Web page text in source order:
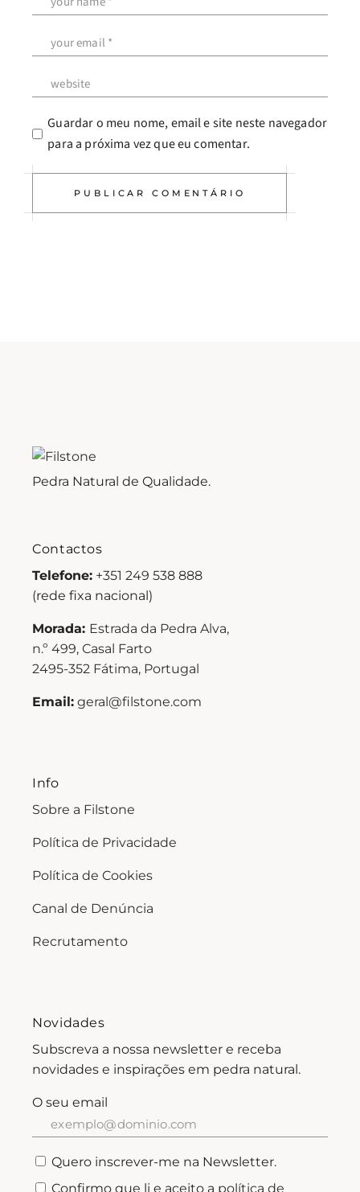
Guardar o meu nome, email e site neste navegador
para a próxima vez que eu comentar.
PUBLICAR COMENTÁRIO
Pedra Natural de Qualidade.
Contactos
Telefone: +351 249 538 888
(rede fixa nacional)
Morada: Estrada da Pedra Alva,
n.º 499, Casal Farto
2495-352 Fátima, Portugal
Email: geral@filstone.com
Info
Sobre a Filstone
Política de Privacidade
Política de Cookies
Canal de Denúncia
Recrutamento
Novidades
Subscreva a nossa newsletter e receba
novidades e inspirações em pedra natural.
O seu email
Quero inscrever-me na Newsletter.
Confirmo que li e aceito a política de